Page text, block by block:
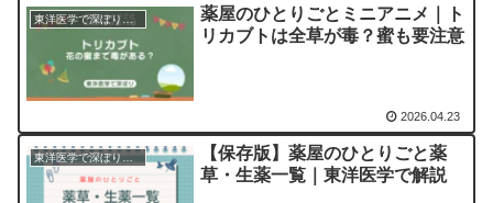
東洋医学で深ぼりシリーズ｜猫猫の豆知識
薬屋のひとりごとミニアニメ｜ト
リカブトは全草が毒？蜜も要注意
2026.04.23
東洋医学で深ぼりシリーズ｜猫猫の豆知識
【保存版】薬屋のひとりごと薬
草・生薬一覧｜東洋医学で解説